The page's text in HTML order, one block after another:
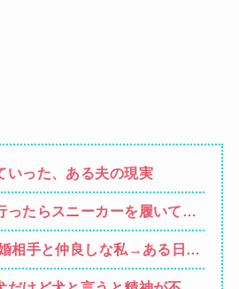
いった、ある夫の現実
ったらスニーカーを履いてき
ぺたんこ靴とかじゃないの？
子も持ってこないしさぁ…
相手と仲良しな私→ある日、
い再婚相手「血繋がってない